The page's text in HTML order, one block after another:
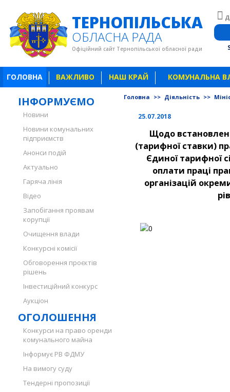
ТЕРНОПІЛЬСЬКА
ОБЛАСНА РАДА
Офіційний сайт Тернопільської обласної ради
ГОЛОВНА ВАЖЛИВО НАШ КРАЙ КОМУНАЛЬНА
ІНФОРМУЄМО
Новини
Новини комунальних
підприємств
Анонси подій
Актуально
Гаряча лінія
Відео
Запобігання проявам
корупції
Очищення влади
Конкурсні комісії
Обговорення проєктів
рішень
Інвестиційний конкурс
Аукціон
ОГОЛОШЕННЯ
Конкурси на право оренди
комунального майна
Інформує РВ ФДМУ
На вимогу суду
Тендерні пропозиції
Головна >> Діяльність >>
25.07.2018
Щодо
(тарифної ставки)
Єдиної тарифної
оплати праці
організацій